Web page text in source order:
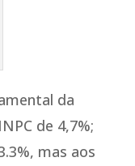
da
de 4,7%;
mas aos